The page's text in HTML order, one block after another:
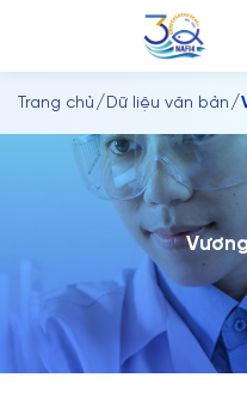
Trang chủ Dữ liệu văn bản
Vươn